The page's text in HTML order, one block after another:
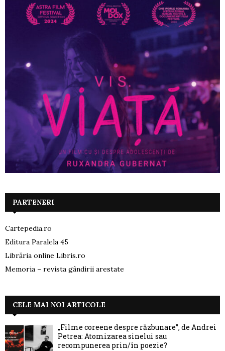
PARTENERI
Cartepedia.ro
Editura Paralela 45
Librăria online Libris.ro
Memoria – revista gândirii arestate
CELE MAI NOI ARTICOLE
„Filme coreene despre răzbunare”, de Andrei
Petrea: Atomizarea sinelui sau
recompunerea prin/în poezie?